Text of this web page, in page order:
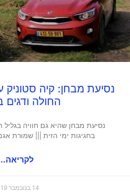
נסיעת מבחן: קיה
החולה ודגים
נסיעת מבחן שהיא גם חוויה בגליל
בחגיגות ימי הזית ||| שמורת
14 בנובמבר 2019